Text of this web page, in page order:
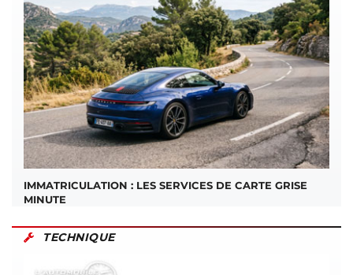
IMMATRICULATION : LES SERVICES DE CARTE GRISE
MINUTE
TECHNIQUE